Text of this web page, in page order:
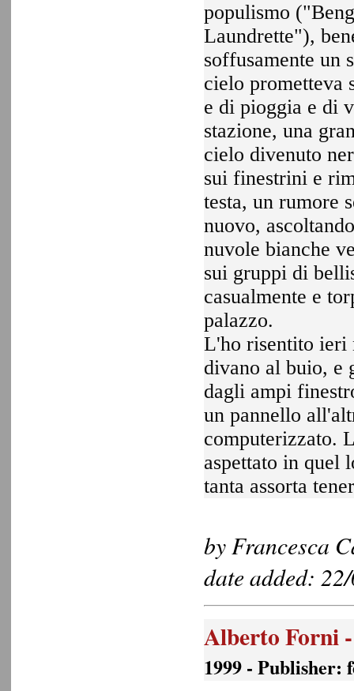
populismo
Laundrette"),
soffusamente un
cielo prometteva
e di pioggia e di
stazione, una
cielo divenuto
sui finestrini e
testa, un rumore
nuovo,
nuvole bianche
sui gruppi di
casualmente e
palazzo.
L'ho risentito ieri
divano al buio, e
dagli ampi
un pannello
computerizzato.
aspettato in quel
tanta assorta
by Francesca
date added:
Alberto Forni
1999 - Publisher: